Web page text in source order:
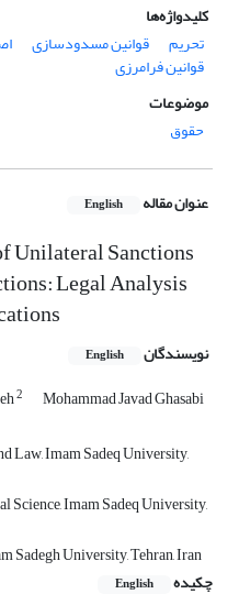
کلیدواژه‌ها
تحریم
قوانین مسدودسازی
قوانین فرامرزی
موضوعات
حقوق
عنوان مقاله English
Unilateral Sanctions
Legal Analysis
نویسندگان English
2 Mohammad Javad Ghasabi
Law, Imam Sadeq University,
Science, Imam Sadeq University,
Sadegh University, Tehran, Iran
چکیده
English